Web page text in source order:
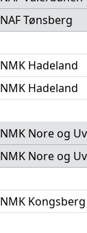
NAF Tønsberg
NMK Hadeland
NMK Hadeland
NMK Nore og
NMK Nore og
NMK Kongsberg